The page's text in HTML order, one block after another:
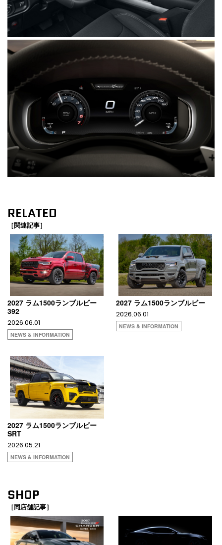
RELATED
［関連記事］
2027 ラム1500ランブルビー
392
2026.06.01
NEWS & INFORMATION
2027 ラム1500ランブルビー
2026.06.01
NEWS & INFORMATION
2027 ラム1500ランブルビー
SRT
2026.05.21
NEWS & INFORMATION
SHOP
［同店舗記事］